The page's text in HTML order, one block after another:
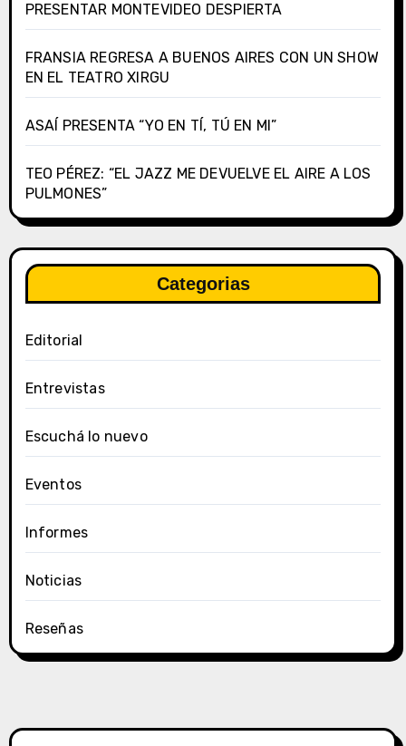
PRESENTAR MONTEVIDEO DESPIERTA
FRANSIA REGRESA A BUENOS AIRES CON UN SHOW
EN EL TEATRO XIRGU
ASAÍ PRESENTA “YO EN TÍ, TÚ EN MI”
TEO PÉREZ: “EL JAZZ ME DEVUELVE EL AIRE A LOS
PULMONES”
Categorias
Editorial
Entrevistas
Escuchá lo nuevo
Eventos
Informes
Noticias
Reseñas